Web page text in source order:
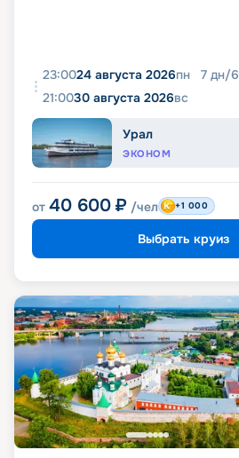
23:0024 августа 2026пн 7 дн/6
21:0030 августа 2026вс
Урал
ЭКОНОМ
от 40 600 ₽ /чел +1 000
Выбрать круиз